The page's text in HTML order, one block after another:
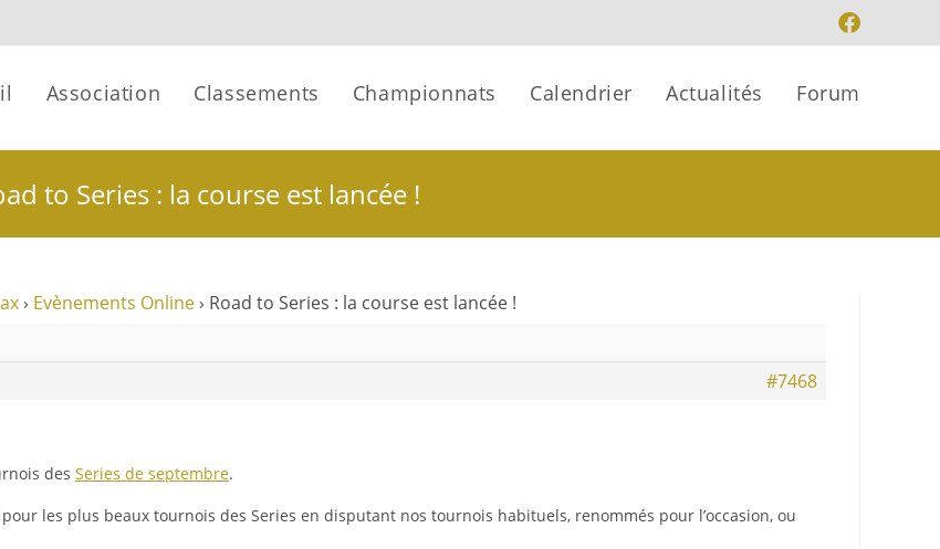
Association Classements Championnats Calendrier Actualités Forum
to Series : la course est lancée !
› Evènements Online › Road to Series : la course est lancée !
#7468
des Series de septembre.
les plus beaux tournois des Series en disputant nos tournois habituels, renommés pour l’occasion, ou